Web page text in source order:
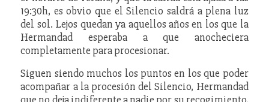
19:30h, es obvio que el Silencio saldrá a plena luz
del sol. Lejos quedan ya aquellos años en los que la
Hermandad esperaba a que anocheciera
completamente para procesionar.
Siguen siendo muchos los puntos en los que poder
acompañar a la procesión del Silencio, Hermandad